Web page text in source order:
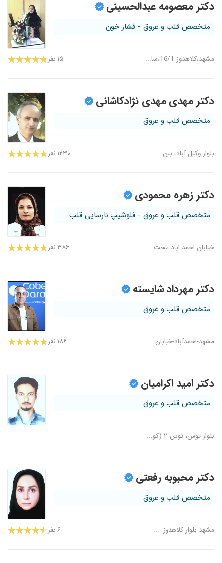
دکتر معصومه عبدالحسینی
متخصص قلب و عروق - فشار خون
مشهد،کلاهدوز 16/1،سا... ۱۵ نفر
دکتر مهدی مهدی نژادکاشانی
متخصص قلب و عروق
بلوار وکیل آباد، بین... ۱۲۳۰ نفر
دکتر زهره محمودی
متخصص قلب و عروق - فلوشیپ نارسایی قلب...
خیابان احمد اباد محت... ۳۸۶ نفر
دکتر مهرداد شایسته
متخصص قلب و عروق
مشهد-احمدآباد-خیابان... ۱۸۶ نفر
دکتر امید اکرامیان
متخصص قلب و عروق
بلوار توس، توس ۳ (کو...
دکتر محبوبه رفعتی
متخصص قلب و عروق
مشهد بلوار کلاهدوز -... ۶ نفر